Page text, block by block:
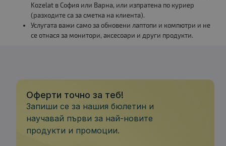
Kozelat в София или Варна, или изпратена по куриер
(разходите са за сметка на клиента).
Услугата важи само за обновени лаптопи и компютри и не
се отнася за монитори, аксесоари и други продукти.
Оферти точно за теб!
Запиши се за нашия бюлетин и
научавай първи за най-новите
продукти и промоции.